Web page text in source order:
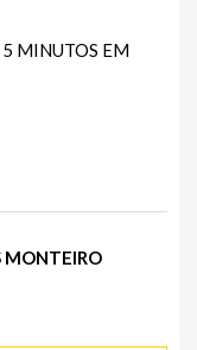
MINUTOS EM
MONTEIRO